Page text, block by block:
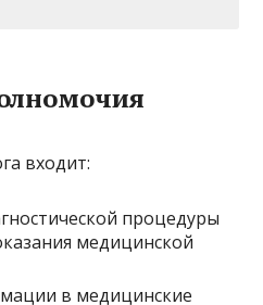
входит:
процедуры
медицинской
в медицинские